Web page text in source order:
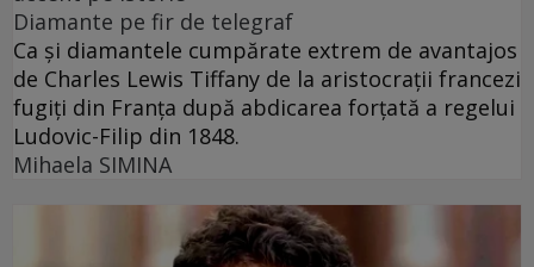
Diamante pe fir de telegraf
Ca și diamantele cumpărate extrem de avantajos
de Charles Lewis Tiffany de la aristocrații francezi
fugiți din Franța după abdicarea forțată a regelui
Ludovic-Filip din 1848.
Mihaela SIMINA